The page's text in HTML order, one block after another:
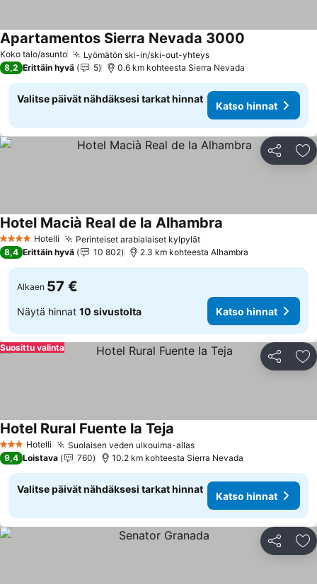
Koko talo/asunto Lyömätön ski-in/ski-out-yhteysKatso hinnat
Apartamentos Sierra Nevada 3000
8,2 Erittäin hyvä 5 0.6 km kohteesta Sierra Nevada
Valitse päivät nähdäksesi tarkat hinnat
Katso hinnat
Jaa
4 Tähtiluokitus
Hotelli Perinteiset arabialaiset kylpylätKatso hinnat
Hotel Macià Real de la Alhambra
8,4 Erittäin hyvä 10 802 2.3 km kohteesta Alhambra
Alkaen 57 €
Näytä hinnat 10 sivustolta Katso hinnat
Jaa
Suosittu valinta
3 Tähtiluokitus
Hotelli Suolaisen veden ulkouima-allasKatso hinnat
Hotel Rural Fuente la Teja
9,4 Loistava 760 10.2 km kohteesta Sierra Nevada
Valitse päivät nähdäksesi tarkat hinnat
Katso hinnat
Jaa